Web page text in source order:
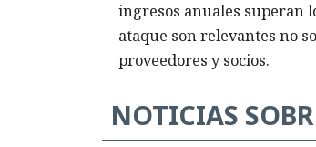
ingresos anuales superan
ataque son relevantes no
proveedores y socios.
NOTICIAS